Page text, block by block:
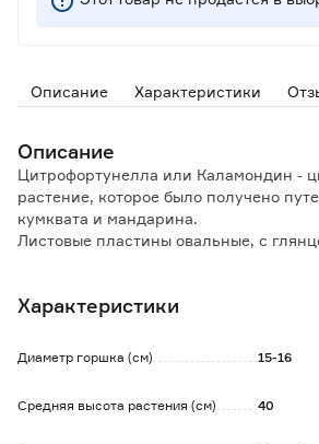
Описание Характеристики
Описание
Цитрофортунелла или Каламондин -
растение, которое было получено
кумквата и мандарина.
Листовые пластины овальные, с
приятным ароматом.
опрыскивать листву несколько раз в
С начала весны необходимо
Характеристики
Диаметр горшка (см) 15-16
Средняя высота растения (см) 40